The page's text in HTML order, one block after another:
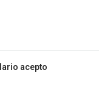
acepto